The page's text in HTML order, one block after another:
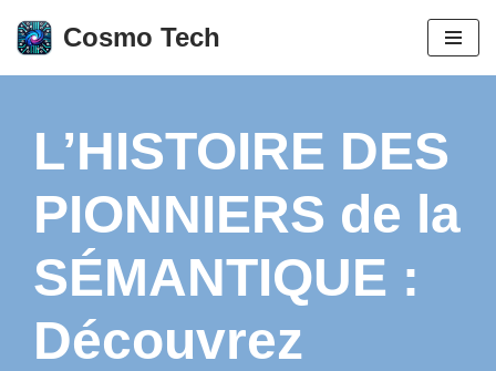
Aller
Cosmo Tech
L’HISTOIRE DES
PIONNIERS de la
SÉMANTIQUE :
Découvrez